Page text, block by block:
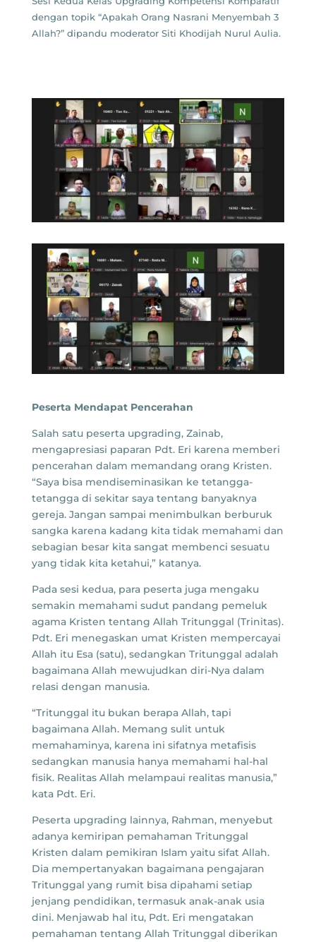
dengan topik “Apakah Orang Nasrani Menyembah 3
Allah?” dipandu moderator Siti Khodijah Nurul Aulia.
Peserta Mendapat Pencerahan
Salah satu peserta upgrading, Zainab,
mengapresiasi paparan Pdt. Eri karena memberi
pencerahan dalam memandang orang Kristen.
“Saya bisa mendiseminasikan ke tetangga-
tetangga di sekitar saya tentang banyaknya
gereja. Jangan sampai menimbulkan berburuk
sangka karena kadang kita tidak memahami dan
sebagian besar kita sangat membenci sesuatu
yang tidak kita ketahui,” katanya.
Pada sesi kedua, para peserta juga mengaku
semakin memahami sudut pandang pemeluk
agama Kristen tentang Allah Tritunggal (Trinitas).
Pdt. Eri menegaskan umat Kristen mempercayai
Allah itu Esa (satu), sedangkan Tritunggal adalah
bagaimana Allah mewujudkan diri-Nya dalam
relasi dengan manusia.
“Tritunggal itu bukan berapa Allah, tapi
bagaimana Allah. Memang sulit untuk
memahaminya, karena ini sifatnya metafisis
sedangkan manusia hanya memahami hal-hal
fisik. Realitas Allah melampaui realitas manusia,”
kata Pdt. Eri.
Peserta upgrading lainnya, Rahman, menyebut
adanya kemiripan pemahaman Tritunggal
Kristen dalam pemikiran Islam yaitu sifat Allah.
Dia mempertanyakan bagaimana pengajaran
Tritunggal yang rumit bisa dipahami setiap
jenjang pendidikan, termasuk anak-anak usia
dini. Menjawab hal itu, Pdt. Eri mengatakan
pemahaman tentang Allah Tritunggal diberikan